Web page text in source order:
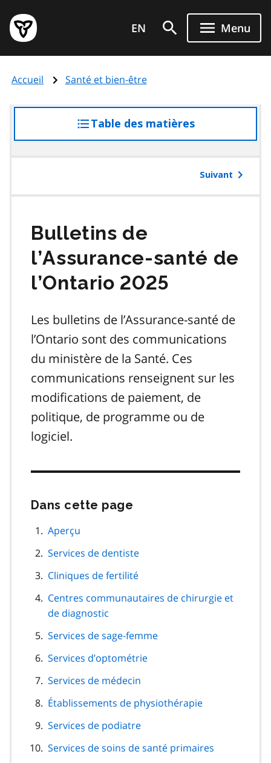
au
contenu
principal
Page
d'accueil
de
EN Menu
Accueil Santé et bien-être
Table des matières
à
table
Suivant
Bulletins de
l’Assurance-santé de
l’Ontario 2025
Les bulletins de l’Assurance-santé de
l’Ontario sont des communications
du ministère de la Santé. Ces
communications renseignent sur les
modifications de paiement, de
politique, de programme ou de
logiciel.
Dans cette page
Aperçu
Services de dentiste
Cliniques de fertilité
Centres communautaires de chirurgie et
de diagnostic
Services de sage-femme
Services d’optométrie
Services de médecin
Établissements de physiothérapie
Services de podiatre
Services de soins de santé primaires